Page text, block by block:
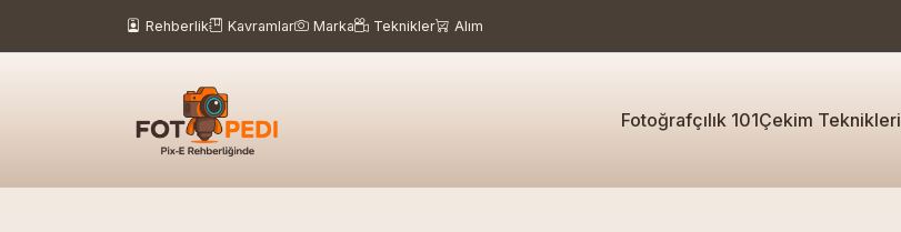
Rehberlik Kavramlar Marka Teknikler Alım
Fotoğrafçılık 101Çekim Teknikleri